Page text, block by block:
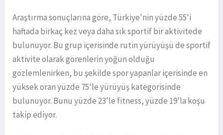
Araştırma sonuçlarına göre, Türkiye'nin yüzde 55'i
haftada birkaç kez veya daha sık sportif bir aktivitede
bulunuyor. Bu grup içerisinde rutin yürüyüşü de sportif
aktivite olarak görenlerin yoğun olduğu
gözlemlenirken, bu şekilde spor yapanlar içerisinde en
yüksek oran yüzde 75'le yürüyüş kategorisinde
bulunuyor. Bunu yüzde 23'le fitness, yüzde 19'la koşu
takip ediyor.